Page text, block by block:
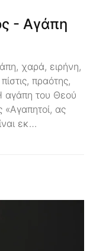
- Αγάπη
χαρά, ειρήνη,
πραότης,
αγάπη του Θεού
«Αγαπητοί, ας
εκ…